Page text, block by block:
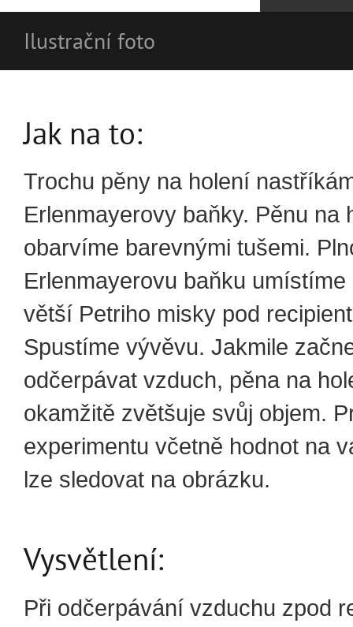
Ilustrační foto
Jak na to:
Trochu pěny na holení
Erlenmayerovy baňky. Pěnu na
obarvíme barevnými tušemi.
Erlenmayerovu baňku
větší Petriho misky pod
Spustíme vývěvu. Jakmile
odčerpávat vzduch, pěna na
okamžitě zvětšuje svůj objem.
experimentu včetně hodnot na
lze sledovat na obrázku.
Vysvětlení:
Při odčerpávání vzduchu zpod